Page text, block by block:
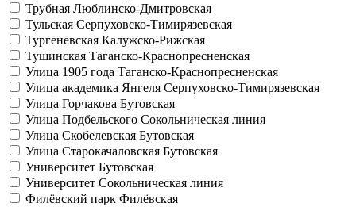
Трубная Люблинско-Дмитровская
Тульская Серпуховско-Тимирязевская
Тургеневская Калужско-Рижская
Тушинская Таганско-Краснопресненская
Улица 1905 года Таганско-Краснопресненская
Улица академика Янгеля Серпуховско-Тимирязевская
Улица Горчакова Бутовская
Улица Подбельского Сокольническая линия
Улица Скобелевская Бутовская
Улица Старокачаловская Бутовская
Университет Бутовская
Университет Сокольническая линия
Филёвский парк Филёвская